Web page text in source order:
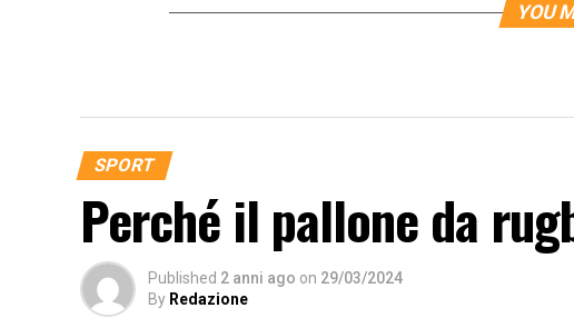
YOU
SPORT
Perché il pallone da
Published 2 anni ago on 29/03/2024
By Redazione